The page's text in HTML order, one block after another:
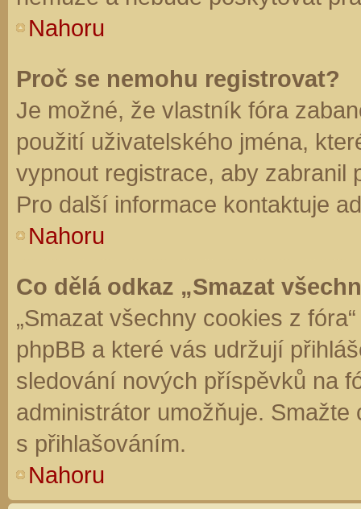
Nahoru
Proč se nemohu registrovat?
Je možné, že vlastník fóra
použití uživatelského jména,
vypnout registrace, aby zabranil
Pro další informace kontaktuje
Nahoru
Co dělá odkaz „Smazat
„Smazat všechny cookies z
phpBB a které vás udržují
sledování nových příspěvků na
administrátor umožňuje.
s přihlašováním.
Nahoru